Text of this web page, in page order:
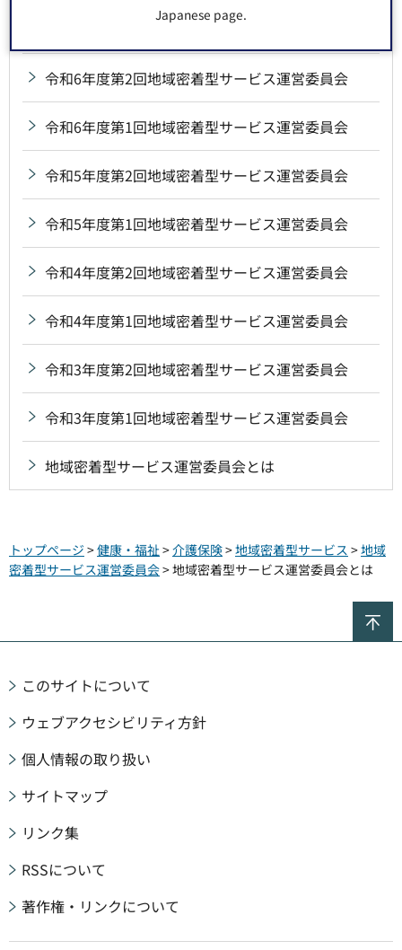
Japanese page.
地域密着型サービス運営委員会の傍聴について
令和6年度第2回地域密着型サービス運営委員会
令和6年度第1回地域密着型サービス運営委員会
令和5年度第2回地域密着型サービス運営委員会
令和5年度第1回地域密着型サービス運営委員会
令和4年度第2回地域密着型サービス運営委員会
令和4年度第1回地域密着型サービス運営委員会
令和3年度第2回地域密着型サービス運営委員会
令和3年度第1回地域密着型サービス運営委員会
地域密着型サービス運営委員会とは
トップページ >健康・福祉 >介護保険>地域密着型サービス >地域
密着型サービス運営委員会> 地域密着型サービス運営委員会とは
このサイトについて
ウェブアクセシビリティ方針
個人情報の取り扱い
サイトマップ
リンク集
RSSについて
著作権・リンクについて